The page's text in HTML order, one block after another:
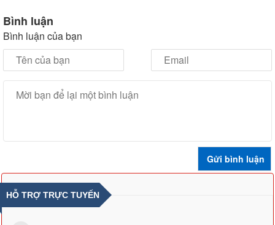
Bình luận
Bình luận của bạn
HỖ TRỢ TRỰC TUYẾN